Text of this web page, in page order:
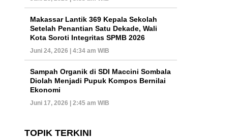
Makassar Lantik 369 Kepala Sekolah
Setelah Penantian Satu Dekade, Wali
Kota Soroti Integritas SPMB 2026
Juni 24, 2026 | 4:34 am WIB
Sampah Organik di SDI Maccini Sombala
Diolah Menjadi Pupuk Kompos Bernilai
Ekonomi
Juni 17, 2026 | 2:45 am WIB
TOPIK TERKINI